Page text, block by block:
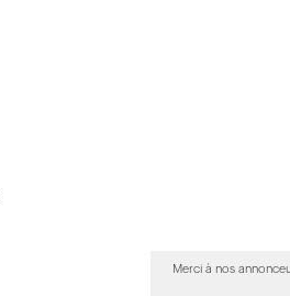
Merci à nos